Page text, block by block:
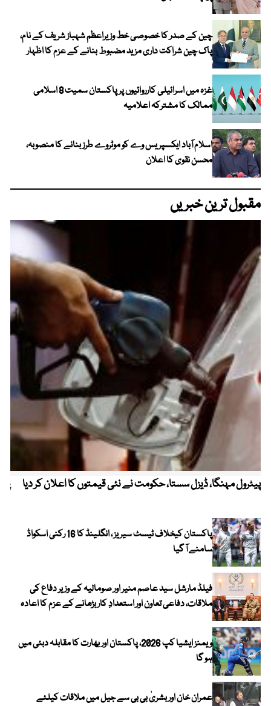
چین کے صدر کا خصوصی خط وزیراعظم شہباز شریف کے نام،
پاک چین شراکت داری مزید مضبوط بنانے کے عزم کا اظہار
غزہ میں اسرائیلی کارروائیوں پر پاکستان سمیت 8 اسلامی
ممالک کا مشترکہ اعلامیہ
اسلام آباد ایکسپریس وے کو موٹروے طرز بنانے کا منصوبہ،
محسن نقوی کا اعلان
مقبول ترین خبریں
پیٹرول مہنگا، ڈیزل سستا، حکومت نے نئی قیمتوں کا اعلان کر دیا
پاکستان کیخلاف ٹیسٹ سیریز ، انگلینڈ کا 16 رکنی اسکواڈ
سامنے آ گیا
فیلڈ مارشل سید عاصم منیر اور صومالیہ کے وزیر دفاع کی
ملاقات، دفاعی تعاون اور استعدادِ کار بڑھانے کے عزم کا اعادہ
ویمنز ایشیا کپ 2026، پاکستان اور بھارت کا مقابلہ دبئی میں
ہو گا
عمران خان اور بشریٰ بی بی سے جیل میں ملاقات کیلئے